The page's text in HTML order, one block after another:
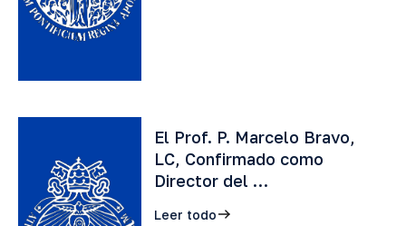
El Prof. P. Marcelo Bravo,
LC, Confirmado como
Director del …
Leer todo